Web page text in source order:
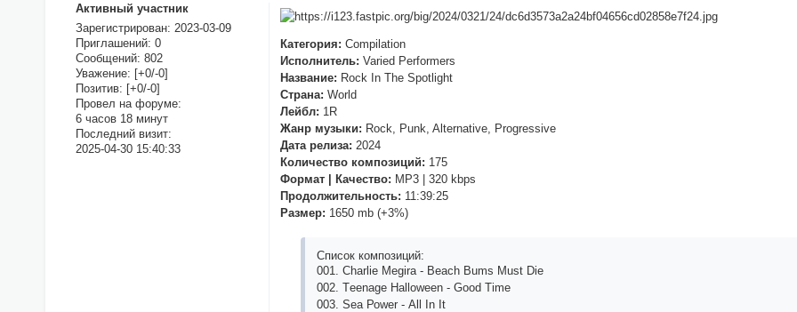
Активный участник
Зарегистрирован: 2023-03-09
Приглашений: 0
Сообщений: 802
Уважение: [+0/-0]
Позитив: [+0/-0]
Провел на форуме:
6 часов 18 минут
Последний визит:
2025-04-30 15:40:33
Категория: Compilation
Исполнитель: Varied Performers
Название: Rock In The Spotlight
Страна: World
Лейбл: 1R
Жанр музыки: Rock, Punk, Alternative, Progressive
Дата релиза: 2024
Количество композиций: 175
Формат | Качество: MP3 | 320 kbps
Продолжительность: 11:39:25
Размер: 1650 mb (+3%)
Список композиций:
001. Сhаrliе Mеgirа - Bеасh Bums Must Diе
002. Tееnаgе Hаllоwееn - Gооd Timе
003. Sеа Роwеr - Аll In It